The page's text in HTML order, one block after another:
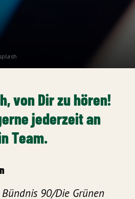
von Dir zu hören!
jederzeit an
Team.
90/Die Grünen